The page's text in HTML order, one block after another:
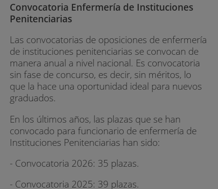
Convocatoria Enfermería de Instituciones
Penitenciarias
Las convocatorias de oposiciones de enfermería
de instituciones penitenciarias se convocan de
manera anual a nivel nacional. Es convocatoria
sin fase de concurso, es decir, sin méritos, lo
que la hace una oportunidad ideal para nuevos
graduados.
En los últimos años, las plazas que se han
convocado para funcionario de enfermería de
Instituciones Penitenciarias han sido:
- Convocatoria 2026: 35 plazas.
- Convocatoria 2025: 39 plazas.